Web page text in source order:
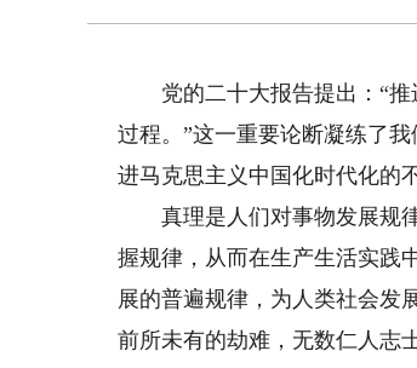
党的二十大报告提出：“推
过程。”这一重要论断凝练了
进马克思主义中国化时代化的
真理是人们对事物发展规律
握规律，从而在生产生活实践
展的普遍规律，为人类社会发
前所未有的劫难，无数仁人志